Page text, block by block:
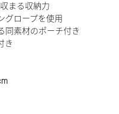
まる収納力
グロープを使用
同素材のポーチ付き
き